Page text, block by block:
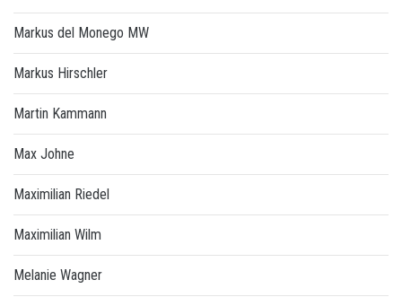
Markus del Monego MW
Markus Hirschler
Martin Kammann
Max Johne
Maximilian Riedel
Maximilian Wilm
Melanie Wagner